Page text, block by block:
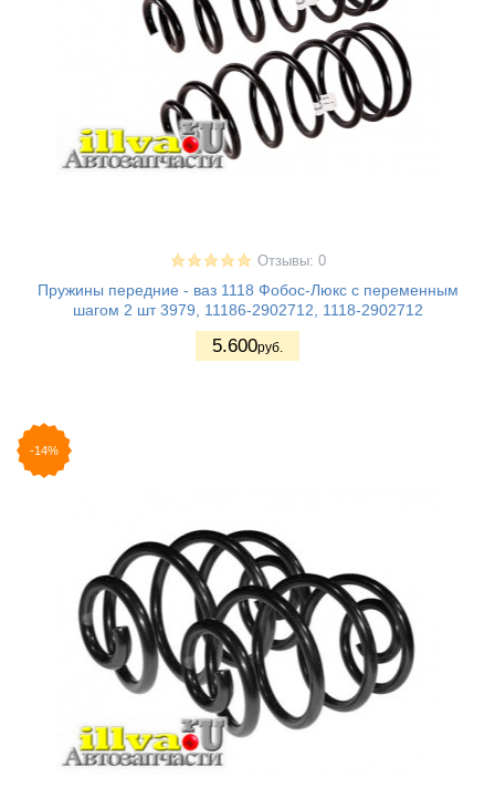
Отзывы: 0
Пружины передние - ваз 1118 Фобос-Люкс с переменным
шагом 2 шт 3979, 11186-2902712, 1118-2902712
5.600руб.
-14%